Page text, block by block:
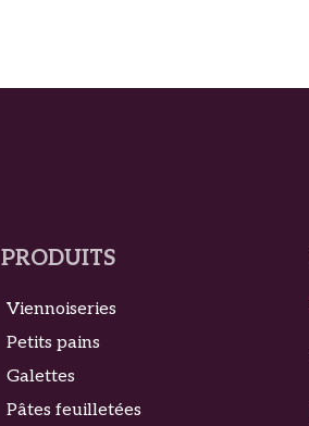
PRODUITS
Viennoiseries
Petits pains
Galettes
Pâtes feuilletées